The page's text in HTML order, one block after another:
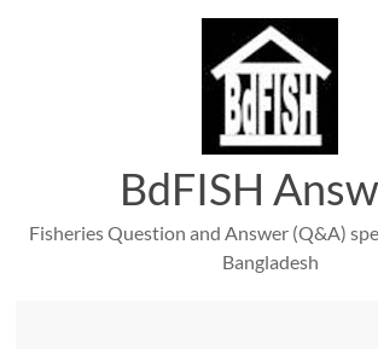
BdFISH
Fisheries Question and Answer (Q&A)
Bangladesh